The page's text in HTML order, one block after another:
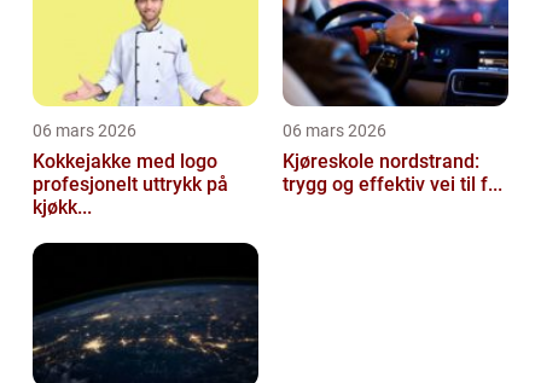
06 mars 2026
Kokkejakke med logo
profesjonelt uttrykk på
kjøkk...
06 mars 2026
Kjøreskole nordstrand:
trygg og effektiv vei til f...